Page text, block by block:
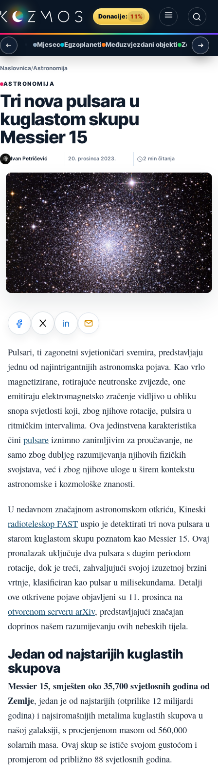
Preskoči na sadržaj
Donacije: 11%
Otvori izbornik
Otvori pretragu
Mjesec Egzoplaneti Međuzvjezdani objekti Zemlja i
Naslovnica Astronomija
ASTRONOMIJA
Tri nova pulsara u
kuglastom skupu
Messier 15
Ivan Petričević 20. prosinca 2023. 2 min čitanja
Pulsari, ti zagonetni svjetioničari svemira, predstavljaju
jednu od najintrigantnijih astronomska pojava. Kao vrlo
magnetizirane, rotirajuće neutronske zvijezde, one
emitiraju elektromagnetsko zračenje vidljivo u obliku
snopa svjetlosti koji, zbog njihove rotacije, pulsira u
ritmičkim intervalima. Ova jedinstvena karakteristika
čini pulsare iznimno zanimljivim za proučavanje, ne
samo zbog dubljeg razumijevanja njihovih fizičkih
svojstava, već i zbog njihove uloge u širem kontekstu
astronomske i kozmološke znanosti.
U nedavnom značajnom astronomskom otkriću, Kineski
radioteleskop FAST uspio je detektirati tri nova pulsara u
starom kuglastom skupu poznatom kao Messier 15. Ovaj
pronalazak uključuje dva pulsara s dugim periodom
rotacije, dok je treći, zahvaljujući svojoj izuzetnoj brzini
vrtnje, klasificiran kao pulsar u milisekundama. Detalji
ove otkrivene pojave objavljeni su 11. prosinca na
otvorenom serveru arXiv, predstavljajući značajan
doprinos našem razumijevanju ovih nebeskih tijela.
Jedan od najstarijih kuglastih
skupova
Messier 15, smješten oko 35,700 svjetlosnih godina od
Zemlje, jedan je od najstarijih (otprilike 12 milijardi
godina) i najsiromašnijih metalima kuglastih skupova u
našoj galaksiji, s procjenjenom masom od 560,000
solarnih masa. Ovaj skup se ističe svojom gustoćom i
promjerom od približno 88 svjetlosnih godina.